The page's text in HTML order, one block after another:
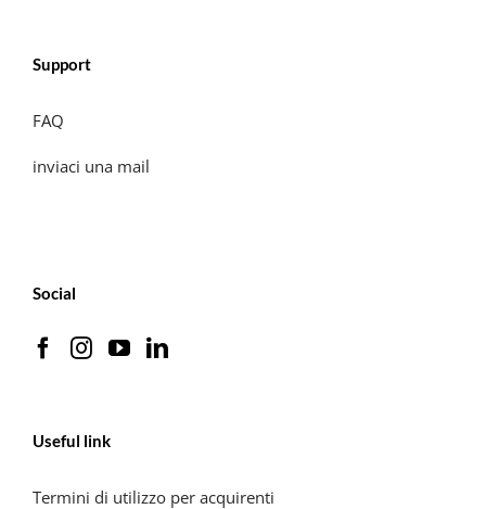
Support
FAQ
inviaci una mail
Social
Useful link
Termini di utilizzo per acquirenti